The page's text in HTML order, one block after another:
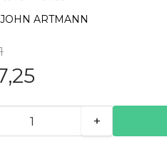
JOHN ARTMANN
+